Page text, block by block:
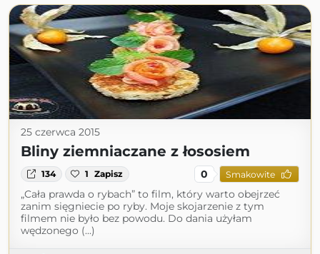
25 czerwca 2015
Bliny ziemniaczane z łososiem
134 1 Zapisz 0 Smakowite
„Cała prawda o rybach” to film, który warto obejrzeć
zanim sięgniecie po ryby. Moje skojarzenie z tym
filmem nie było bez powodu. Do dania użyłam
wędzonego (...)